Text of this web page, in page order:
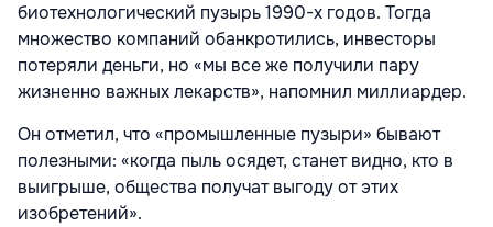
биотехнологический пузырь 1990-х годов. Тогда
множество компаний обанкротились, инвесторы
потеряли деньги, но «мы все же получили пару
жизненно важных лекарств», напомнил миллиардер.
Он отметил, что «промышленные пузыри» бывают
полезными: «когда пыль осядет, станет видно, кто в
выигрыше, общества получат выгоду от этих
изобретений».